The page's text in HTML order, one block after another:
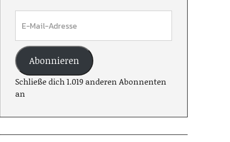
Abonnieren
Schließe dich 1.019 anderen Abonnenten
an